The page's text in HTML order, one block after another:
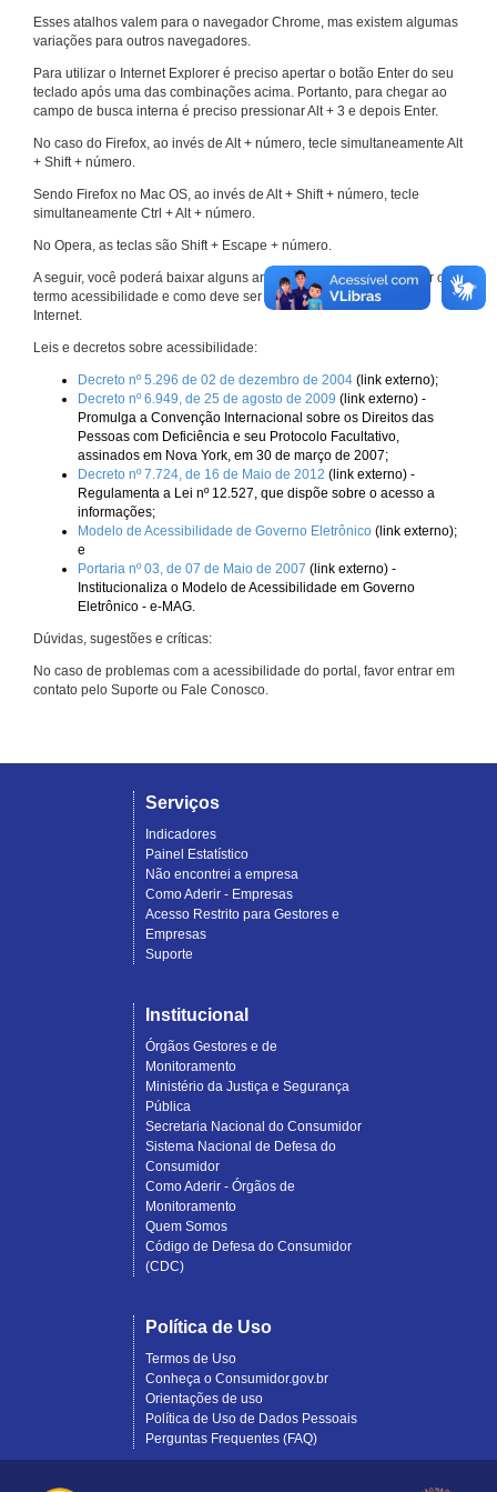
Esses atalhos valem para o navegador Chrome, mas existem algumas
variações para outros navegadores.
Para utilizar o Internet Explorer é preciso apertar o botão Enter do seu
teclado após uma das combinações acima. Portanto, para chegar ao
campo de busca interna é preciso pressionar Alt + 3 e depois Enter.
No caso do Firefox, ao invés de Alt + número, tecle simultaneamente Alt
+ Shift + número.
Sendo Firefox no Mac OS, ao invés de Alt + Shift + número, tecle
simultaneamente Ctrl + Alt + número.
No Opera, as teclas são Shift + Escape + número.
A seguir, você poderá baixar alguns arquivos que explicam melhor o
termo acessibilidade e como deve ser implementado nos sites da
Internet.
Leis e decretos sobre acessibilidade:
Decreto nº 5.296 de 02 de dezembro de 2004 (link externo);
Decreto nº 6.949, de 25 de agosto de 2009 (link externo) -
Promulga a Convenção Internacional sobre os Direitos das
Pessoas com Deficiência e seu Protocolo Facultativo,
assinados em Nova York, em 30 de março de 2007;
Decreto nº 7.724, de 16 de Maio de 2012 (link externo) -
Regulamenta a Lei nº 12.527, que dispõe sobre o acesso a
informações;
Modelo de Acessibilidade de Governo Eletrônico (link externo);
e
Portaria nº 03, de 07 de Maio de 2007 (link externo) -
Institucionaliza o Modelo de Acessibilidade em Governo
Eletrônico - e-MAG.
Dúvidas, sugestões e críticas:
No caso de problemas com a acessibilidade do portal, favor entrar em
contato pelo Suporte ou Fale Conosco.
Serviços
Indicadores
Painel Estatístico
Não encontrei a empresa
Como Aderir - Empresas
Acesso Restrito para Gestores e
Empresas
Suporte
Institucional
Órgãos Gestores e de
Monitoramento
Ministério da Justiça e Segurança
Pública
Secretaria Nacional do Consumidor
Sistema Nacional de Defesa do
Consumidor
Como Aderir - Órgãos de
Monitoramento
Quem Somos
Código de Defesa do Consumidor
(CDC)
Política de Uso
Termos de Uso
Conheça o Consumidor.gov.br
Orientações de uso
Política de Uso de Dados Pessoais
Perguntas Frequentes (FAQ)